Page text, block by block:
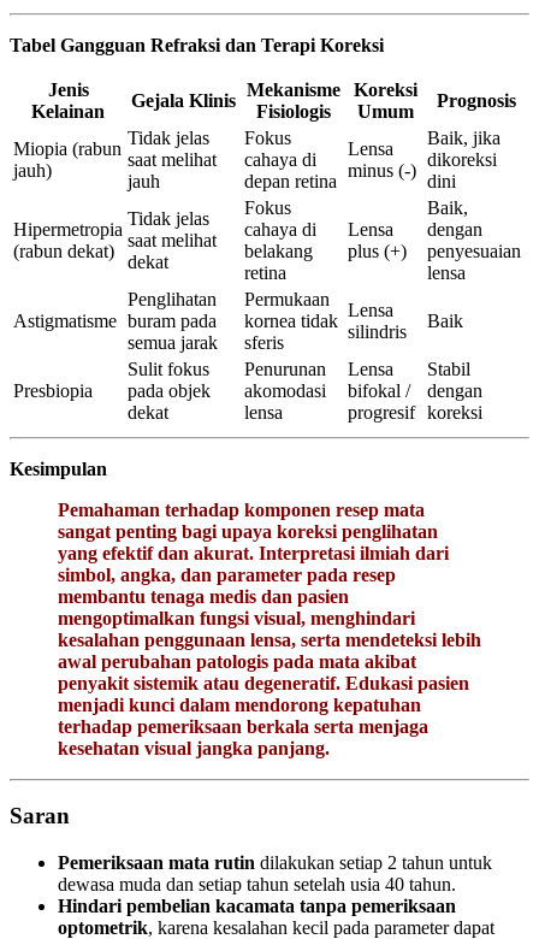
Tabel Gangguan Refraksi dan Terapi Koreksi
Jenis
Kelainan
Gejala Klinis
Mekanisme
Fisiologis
Koreksi
Umum
Prognosis
Miopia (rabun
jauh)
Tidak jelas
saat melihat
jauh
Fokus
cahaya di
depan retina
Lensa
minus (-)
Baik, jika
dikoreksi
dini
Hipermetropia
(rabun dekat)
Tidak jelas
saat melihat
dekat
Fokus
cahaya di
belakang
retina
Lensa
plus (+)
Baik,
dengan
penyesuaian
lensa
Astigmatisme
Penglihatan
buram pada
semua jarak
Permukaan
kornea tidak
sferis
Lensa
silindris
Baik
Presbiopia
Sulit fokus
pada objek
dekat
Penurunan
akomodasi
lensa
Lensa
bifokal /
progresif
Stabil
dengan
koreksi
Kesimpulan
Pemahaman terhadap komponen resep mata
sangat penting bagi upaya koreksi penglihatan
yang efektif dan akurat. Interpretasi ilmiah dari
simbol, angka, dan parameter pada resep
membantu tenaga medis dan pasien
mengoptimalkan fungsi visual, menghindari
kesalahan penggunaan lensa, serta mendeteksi lebih
awal perubahan patologis pada mata akibat
penyakit sistemik atau degeneratif. Edukasi pasien
menjadi kunci dalam mendorong kepatuhan
terhadap pemeriksaan berkala serta menjaga
kesehatan visual jangka panjang.
Saran
Pemeriksaan mata rutin dilakukan setiap 2 tahun untuk
dewasa muda dan setiap tahun setelah usia 40 tahun.
Hindari pembelian kacamata tanpa pemeriksaan
optometrik, karena kesalahan kecil pada parameter dapat